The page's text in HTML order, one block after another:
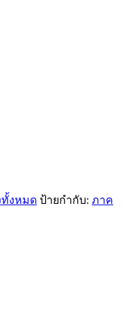
ทั้งหมด ป้ายกำกับ: ภาค